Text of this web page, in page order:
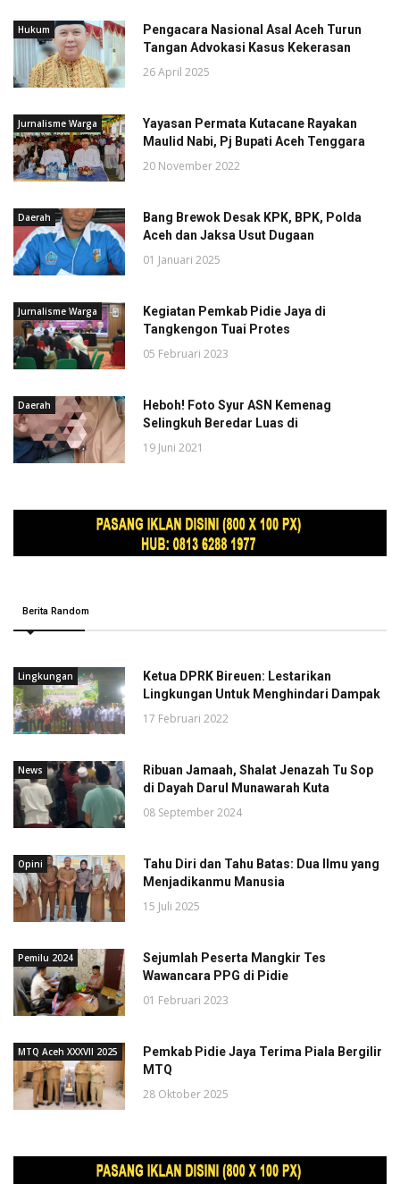
Hukum
Pengacara Nasional Asal Aceh Turun
Tangan Advokasi Kasus Kekerasan
26 April 2025
Jurnalisme Warga
Yayasan Permata Kutacane Rayakan
Maulid Nabi, Pj Bupati Aceh Tenggara
20 November 2022
Daerah
Bang Brewok Desak KPK, BPK, Polda
Aceh dan Jaksa Usut Dugaan
01 Januari 2025
Jurnalisme Warga
Kegiatan Pemkab Pidie Jaya di
Tangkengon Tuai Protes
05 Februari 2023
Daerah
Heboh! Foto Syur ASN Kemenag
Selingkuh Beredar Luas di
19 Juni 2021
Berita Random
Lingkungan
Ketua DPRK Bireuen: Lestarikan
Lingkungan Untuk Menghindari Dampak
17 Februari 2022
News
Ribuan Jamaah, Shalat Jenazah Tu Sop
di Dayah Darul Munawarah Kuta
08 September 2024
Opini
Tahu Diri dan Tahu Batas: Dua Ilmu yang
Menjadikanmu Manusia
15 Juli 2025
Pemilu 2024
Sejumlah Peserta Mangkir Tes
Wawancara PPG di Pidie
01 Februari 2023
MTQ Aceh XXXVII 2025
Pemkab Pidie Jaya Terima Piala Bergilir
MTQ
28 Oktober 2025